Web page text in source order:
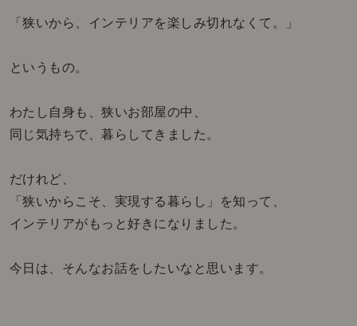
「狭いから、インテリアを楽しみ切れなくて。」
というもの。
わたし自身も、狭いお部屋の中、
同じ気持ちで、暮らしてきました。
だけれど、
「狭いからこそ、実現する暮らし」を知って、
インテリアがもっと好きになりました。
今日は、そんなお話をしたいなと思います。